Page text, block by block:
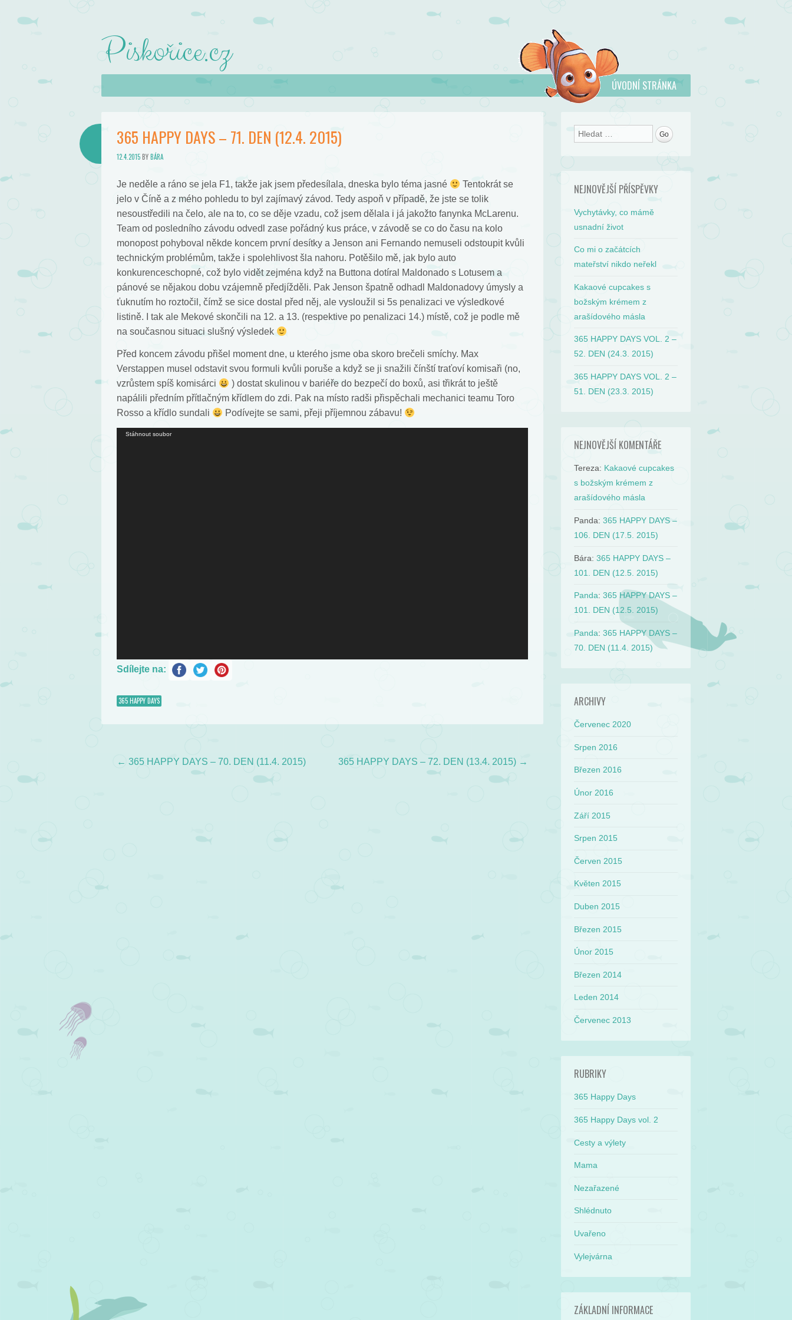
Piskořice.cz
Menu ÚVODNÍ STRÁNKA
365 HAPPY DAYS – 71. DEN (12.4. 2015)
12.4.2015BYBÁRA
Je neděle a ráno se jela F1, takže jak jsem předesílala, dneska bylo téma jasné
Tentokrát se
jelo v Číně a z mého pohledu to byl zajímavý závod. Tedy aspoň v případě, že jste se tolik
nesoustředili na čelo, ale na to, co se děje vzadu, což jsem dělala i já jakožto fanynka McLarenu.
Team od posledního závodu odvedl zase pořádný kus práce, v závodě se co do času na kolo
monopost pohyboval někde koncem první desítky a Jenson ani Fernando nemuseli odstoupit kvůli
technickým problémům, takže i spolehlivost šla nahoru. Potěšilo mě, jak bylo auto
konkurenceschopné, což bylo vidět zejména když na Buttona dotíral Maldonado s Lotusem a
pánové se nějakou dobu vzájemně předjížděli. Pak Jenson špatně odhadl Maldonadovy úmysly a
ťuknutím ho roztočil, čímž se sice dostal před něj, ale vysloužil si 5s penalizaci ve výsledkové
listině. I tak ale Mekové skončili na 12. a 13. (respektive po penalizaci 14.) místě, což je podle mě
na současnou situaci slušný výsledek
Před koncem závodu přišel moment dne, u kterého jsme oba skoro brečeli smíchy. Max
Verstappen musel odstavit svou formuli kvůli poruše a když se ji snažili čínští traťoví komisaři (no,
vzrůstem spíš komisárci
) dostat skulinou v bariéře do bezpečí do boxů, asi třikrát to ještě
napálili předním přítlačným křídlem do zdi. Pak na místo radši přispěchali mechanici teamu Toro
Rosso a křídlo sundali
Podívejte se sami, přeji příjemnou zábavu!
Video
Stáhnout soubor
Sdílejte na:
365 HAPPY DAYS
Post navigation
← 365 HAPPY DAYS – 70. DEN (11.4. 2015) 365 HAPPY DAYS – 72. DEN (13.4. 2015) →
Search
NEJNOVĚJŠÍ PŘÍSPĚVKY
Vychytávky, co mámě
usnadní život
Co mi o začátcích
mateřství nikdo neřekl
Kakaové cupcakes s
božským krémem z
arašídového másla
365 HAPPY DAYS VOL. 2 –
52. DEN (24.3. 2015)
365 HAPPY DAYS VOL. 2 –
51. DEN (23.3. 2015)
NEJNOVĚJŠÍ KOMENTÁŘE
Tereza: Kakaové cupcakes
s božským krémem z
arašídového másla
Panda:365 HAPPY DAYS –
106. DEN (17.5. 2015)
Bára:365 HAPPY DAYS –
101. DEN (12.5. 2015)
Panda:365 HAPPY DAYS –
101. DEN (12.5. 2015)
Panda:365 HAPPY DAYS –
70. DEN (11.4. 2015)
ARCHIVY
Červenec 2020
Srpen 2016
Březen 2016
Únor 2016
Září 2015
Srpen 2015
Červen 2015
Květen 2015
Duben 2015
Březen 2015
Únor 2015
Březen 2014
Leden 2014
Červenec 2013
RUBRIKY
365 Happy Days
365 Happy Days vol. 2
Cesty a výlety
Mama
Nezařazené
Shlédnuto
Uvařeno
Vylejvárna
ZÁKLADNÍ INFORMACE